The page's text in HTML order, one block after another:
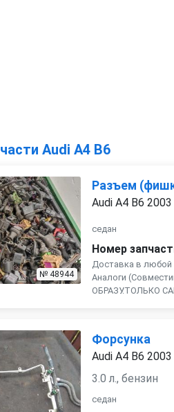
Audi A4 B6
№ 48944
Разъем
Audi A4 B6 2003
седан
Номер
Доставка в любой
Аналоги
ОБРАЗУ.ТОЛЬКО
Форсунка
Audi A4 B6 2003
3.0 л., бензин
седан